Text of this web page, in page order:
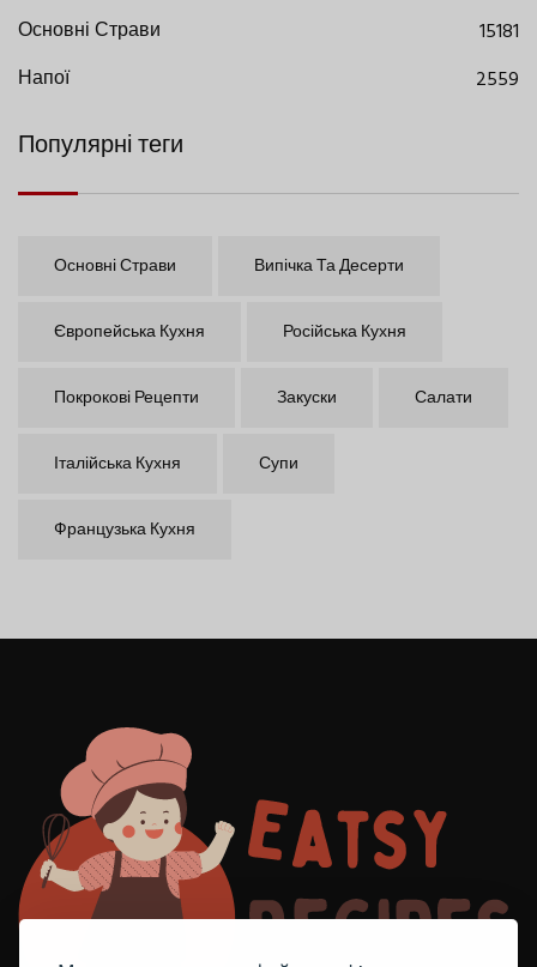
Основні Страви
15181
Напої
2559
Популярні теги
Основні Страви Випічка Та Десерти
Європейська Кухня Російська Кухня
Покрокові Рецепти Закуски Салати
Італійська Кухня Супи
Французька Кухня